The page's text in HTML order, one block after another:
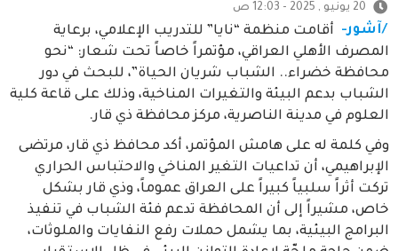
20 يونيو , 2025 - 12:03 ص
/آشور- أقامت منظمة “نايا” للتدريب الإعلامي، برعاية
المصرف الأهلي العراقي، مؤتمراً خاصاً تحت شعار: “نحو
محافظة خضراء.. الشباب شريان الحياة”، للبحث في دور
الشباب بدعم البيئة والتغيرات المناخية، وذلك على قاعة كلية
العلوم في مدينة الناصرية، مركز محافظة ذي قار.
وفي كلمة له على هامش المؤتمر، أكد محافظ ذي قار، مرتضى
الإبراهيمي، أن تداعيات التغير المناخي والاحتباس الحراري
تركت أثراً سلبياً كبيراً على العراق عموماً، وذي قار بشكل
خاص، مشيراً إلى أن المحافظة تدعم فئة الشباب في تنفيذ
البرامج البيئية، بما يشمل حملات رفع النفايات والملوثات،